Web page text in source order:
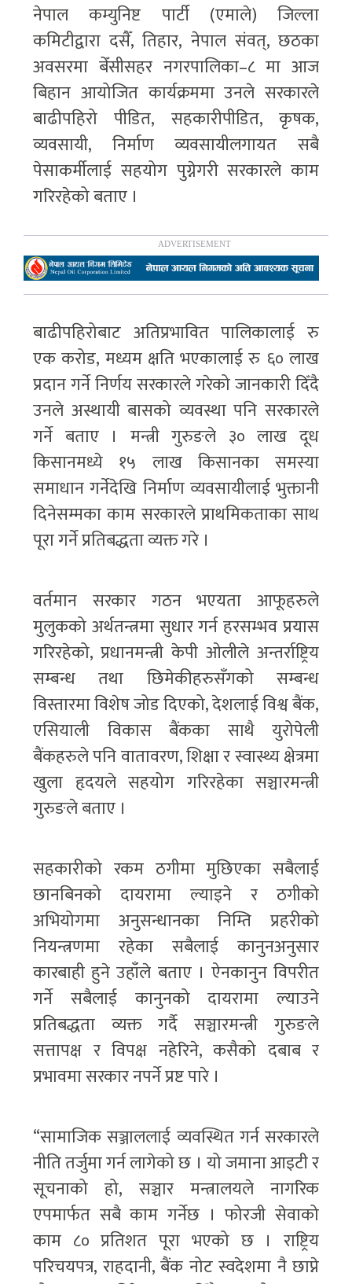
नेपाल कम्युनिष्ट पार्टी (एमाले) जिल्ला
कमिटीद्वारा दसैँ, तिहार, नेपाल संवत्, छठका
अवसरमा बेँसीसहर नगरपालिका–८ मा आज
बिहान आयोजित कार्यक्रममा उनले सरकारले
बाढीपहिरो पीडित, सहकारीपीडित, कृषक,
व्यवसायी, निर्माण व्यवसायीलगायत सबै
पेसाकर्मीलाई सहयोग पुग्नेगरी सरकारले काम
गरिरहेको बताए ।
बाढीपहिरोबाट अतिप्रभावित पालिकालाई रु
एक करोड, मध्यम क्षति भएकालाई रु ६० लाख
प्रदान गर्ने निर्णय सरकारले गरेको जानकारी दिँदै
उनले अस्थायी बासको व्यवस्था पनि सरकारले
गर्ने बताए । मन्त्री गुरुङले ३० लाख दूध
किसानमध्ये १५ लाख किसानका समस्या
समाधान गर्नेदेखि निर्माण व्यवसायीलाई भुक्तानी
दिनेसम्मका काम सरकारले प्राथमिकताका साथ
पूरा गर्ने प्रतिबद्धता व्यक्त गरे ।
वर्तमान सरकार गठन भएयता आफूहरुले
मुलुकको अर्थतन्त्रमा सुधार गर्न हरसम्भव प्रयास
गरिरहेको, प्रधानमन्त्री केपी ओलीले अन्तर्राष्ट्रिय
सम्बन्ध तथा छिमेकीहरुसँगको सम्बन्ध
विस्तारमा विशेष जोड दिएको, देशलाई विश्व बैंक,
एसियाली विकास बैंकका साथै युरोपेली
बैंकहरुले पनि वातावरण, शिक्षा र स्वास्थ्य क्षेत्रमा
खुला हृदयले सहयोग गरिरहेका सञ्चारमन्त्री
गुरुङले बताए ।
सहकारीको रकम ठगीमा मुछिएका सबैलाई
छानबिनको दायरामा ल्याइने र ठगीको
अभियोगमा अनुसन्धानका निम्ति प्रहरीको
नियन्त्रणमा रहेका सबैलाई कानुनअनुसार
कारबाही हुने उहाँले बताए । ऐनकानुन विपरीत
गर्ने सबैलाई कानुनको दायरामा ल्याउने
प्रतिबद्धता व्यक्त गर्दै सञ्चारमन्त्री गुरुङले
सत्तापक्ष र विपक्ष नहेरिने, कसैको दबाब र
प्रभावमा सरकार नपर्ने प्रष्ट पारे ।
“सामाजिक सञ्जाललाई व्यवस्थित गर्न सरकारले
नीति तर्जुमा गर्न लागेको छ । यो जमाना आइटी र
सूचनाको हो, सञ्चार मन्त्रालयले नागरिक
एपमार्फत सबै काम गर्नेछ । फोरजी सेवाको
काम ८० प्रतिशत पूरा भएको छ । राष्ट्रिय
परिचयपत्र, राहदानी, बैंक नोट स्वदेशमा नै छाप्ने